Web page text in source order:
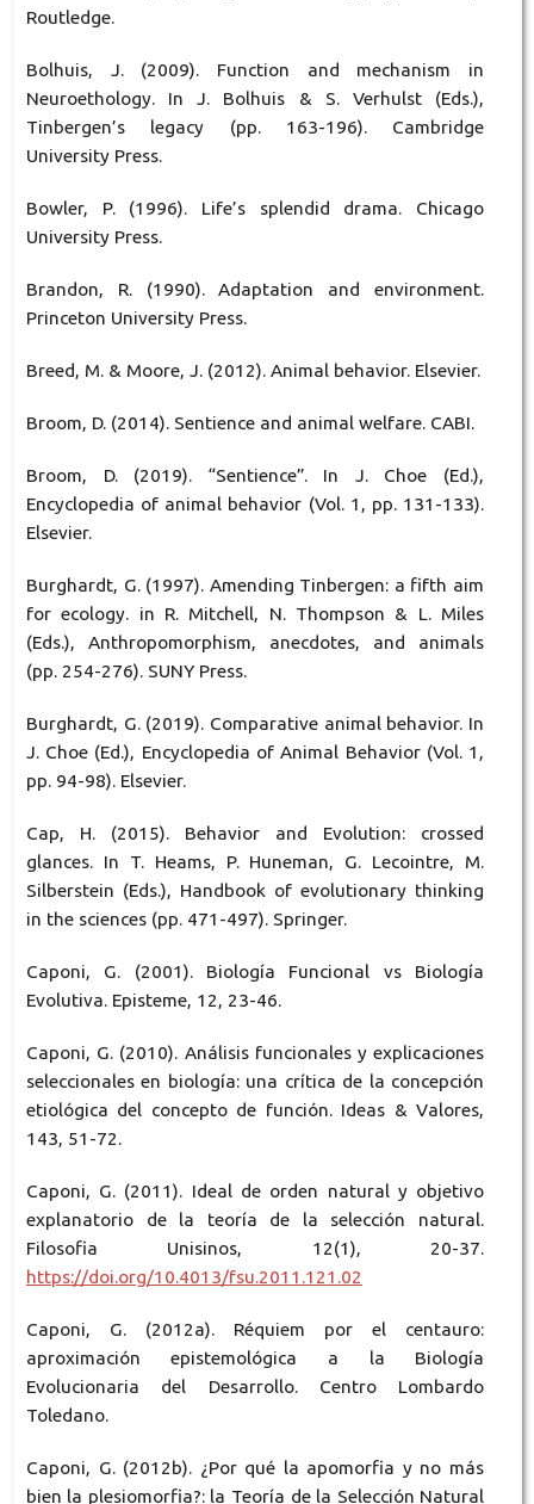
Routledge.
Bolhuis, J. (2009). Function and mechanism in
Neuroethology. In J. Bolhuis & S. Verhulst (Eds.),
Tinbergen’s legacy (pp. 163-196). Cambridge
University Press.
Bowler, P. (1996). Life’s splendid drama. Chicago
University Press.
Brandon, R. (1990). Adaptation and environment.
Princeton University Press.
Breed, M. & Moore, J. (2012). Animal behavior. Elsevier.
Broom, D. (2014). Sentience and animal welfare. CABI.
Broom, D. (2019). “Sentience”. In J. Choe (Ed.),
Encyclopedia of animal behavior (Vol. 1, pp. 131-133).
Elsevier.
Burghardt, G. (1997). Amending Tinbergen: a fifth aim
for ecology. in R. Mitchell, N. Thompson & L. Miles
(Eds.), Anthropomorphism, anecdotes, and animals
(pp. 254-276). SUNY Press.
Burghardt, G. (2019). Comparative animal behavior. In
J. Choe (Ed.), Encyclopedia of Animal Behavior (Vol. 1,
pp. 94-98). Elsevier.
Cap, H. (2015). Behavior and Evolution: crossed
glances. In T. Heams, P. Huneman, G. Lecointre, M.
Silberstein (Eds.), Handbook of evolutionary thinking
in the sciences (pp. 471-497). Springer.
Caponi, G. (2001). Biología Funcional vs Biología
Evolutiva. Episteme, 12, 23-46.
Caponi, G. (2010). Análisis funcionales y explicaciones
seleccionales en biología: una crítica de la concepción
etiológica del concepto de función. Ideas & Valores,
143, 51-72.
Caponi, G. (2011). Ideal de orden natural y objetivo
explanatorio de la teoría de la selección natural.
Filosofia Unisinos, 12(1), 20-37.
https://doi.org/10.4013/fsu.2011.121.02
Caponi, G. (2012a). Réquiem por el centauro:
aproximación epistemológica a la Biología
Evolucionaria del Desarrollo. Centro Lombardo
Toledano.
Caponi, G. (2012b). ¿Por qué la apomorfia y no más
bien la plesiomorfia?: la Teoría de la Selección Natural